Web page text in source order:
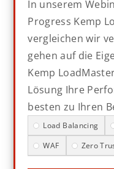
In unserem
Progress Kemp
vergleichen wir
gehen auf die
Kemp
Lösung Ihre
besten zu Ihren
Load Balancing
WAF
Zero